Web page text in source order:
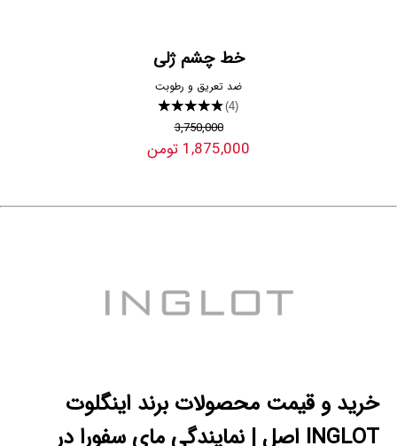
خط چشم ژلی
ضد تعریق و رطوبت
★★★★★(4)
3,750,000
1,875,000 تومن
خرید و قیمت محصولات برند اینگلوت
INGLOT اصل | نمایندگی مای سفورا در